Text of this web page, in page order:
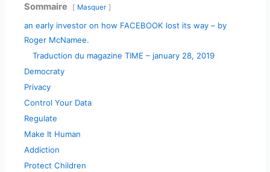
Sommaire Masquer
an early investor on how FACEBOOK lost its way – by
Roger McNamee.
Traduction du magazine TIME – january 28, 2019
Democraty
Privacy
Control Your Data
Regulate
Make It Human
Addiction
Protect Children